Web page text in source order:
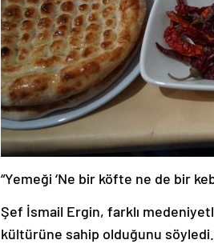
“Yemeği ‘Ne bir köfte ne de bir
Şef İsmail Ergin, farklı
kültürüne sahip olduğunu söyledi.